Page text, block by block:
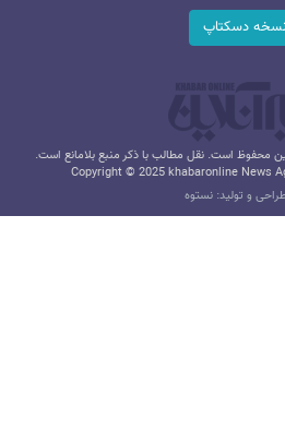
نسخه دسکتاپ
محفوظ است. نقل مطالب با ذکر منبع بلامانع است.
Copyright © 2025 khabaronline News
و تولید: نستوه